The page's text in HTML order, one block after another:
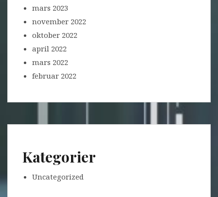
mars 2023
november 2022
oktober 2022
april 2022
mars 2022
februar 2022
Kategorier
Uncategorized